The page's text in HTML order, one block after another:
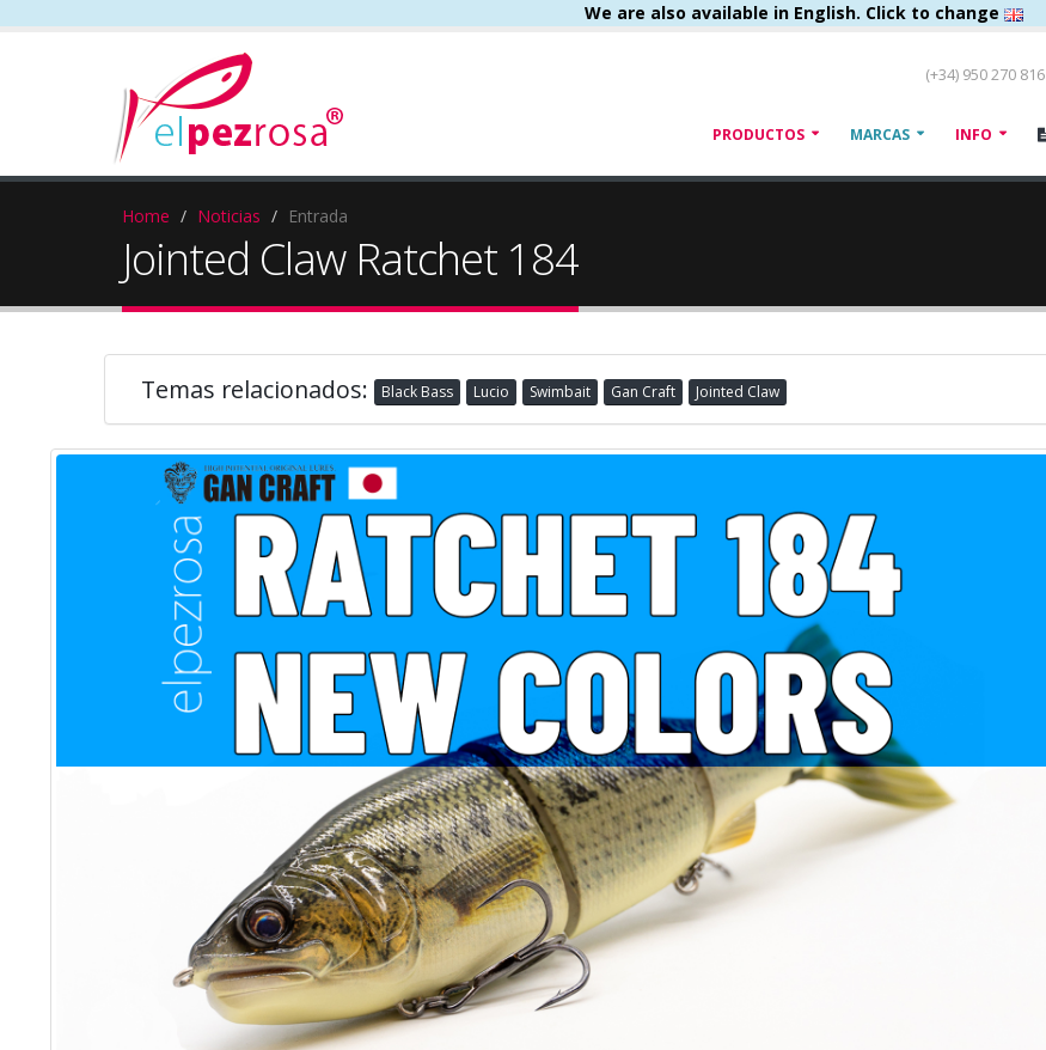
We are also available in English. Click to change
(+34) 950 270 816
PRODUCTOS MARCAS INFO
Home Noticias Entrada
Jointed Claw Ratchet 184
Temas relacionados: Black Bass Lucio Swimbait Gan Craft Jointed Claw